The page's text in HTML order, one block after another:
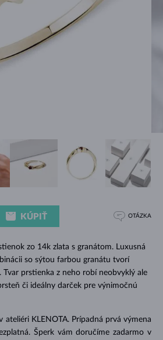
zo 14k zlata s granátom. Luxusná
so sýtou farbou granátu tvorí
Tvar prstienka z neho robí neobvyklý ale
či ideálny darček pre výnimočnú
ateliéri KLENOTA. Prípadná prvá výmena
Šperk vám doručíme zadarmo v
KÚPIŤ OTÁZKA